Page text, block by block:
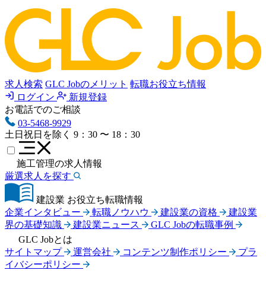
求人検索 GLC Jobのメリット 転職お役立ち情報
ログイン
新規登録
お電話でのご相談
03-5468-9929
土日祝日を除く 9：30 〜 18：30
施工管理の求人情報
厳選求人を探す
建設業 お役立ち転職情報
企業インタビュー
転職ノウハウ 建設業の資格
建設業
界の基礎知識
建設業ニュース
GLC Jobの転職事例
GLC Jobとは
サイトマップ
運営会社 コンテンツ制作ポリシー
プラ
イバシーポリシー